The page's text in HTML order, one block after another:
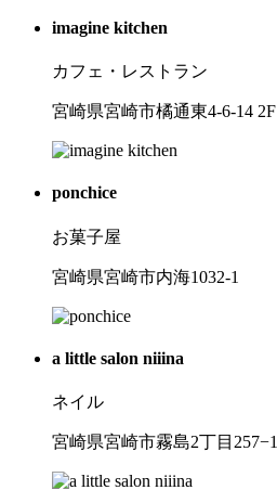
imagine kitchen
カフェ・レストラン
宮崎県宮崎市橘通東4-6-14 2F
ponchice
お菓子屋
宮崎県宮崎市内海1032-1
a little salon niiina
ネイル
宮崎県宮崎市霧島2丁目257−1